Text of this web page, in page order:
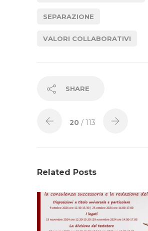
SEPARAZIONE
VALORI COLLABORATIVI
SHARE
20 / 113
Related Posts